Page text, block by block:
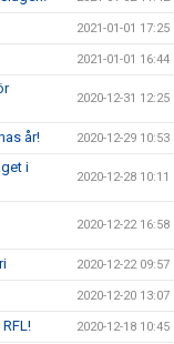
2021-01-01 17:25
2021-01-01 16:44
2020-12-31 12:25
år! 2020-12-29 10:53
i
2020-12-28 10:11
2020-12-22 16:58
2020-12-22 09:57
2020-12-20 13:07
2020-12-18 10:45